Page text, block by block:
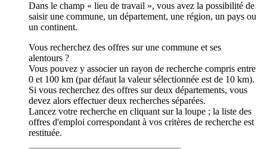
Dans le champ « lieu de travail », vous avez la possibilité de
saisir une commune, un département, une région, un pays ou
un continent.
Vous recherchez des offres sur une commune et ses
alentours ?
Vous pouvez y associer un rayon de recherche compris entre
0 et 100 km (par défaut la valeur sélectionnée est de 10 km).
Si vous recherchez des offres sur deux départements, vous
devez alors effectuer deux recherches séparées.
Lancez votre recherche en cliquant sur la loupe ; la liste des
offres d'emploi correspondant à vos critères de recherche est
restituée.